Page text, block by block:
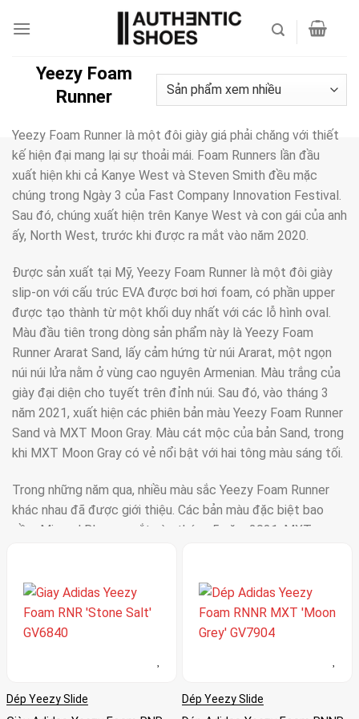
qua
Yeezy Foam
Runner
Yeezy Foam Runner là một đôi giày giá phải chăng với thiết
kế hiện đại mang lại sự thoải mái. Foam Runners lần đầu
xuất hiện khi cả Kanye West và Steven Smith đều mặc
chúng trong Ngày 3 của Fast Company Innovation Festival.
Sau đó, chúng xuất hiện trên Kanye West và con gái của anh
ấy, North West, trước khi được ra mắt vào năm 2020.
Được sản xuất tại Mỹ, Yeezy Foam Runner là một đôi giày
slip-on với cấu trúc EVA được bơi hơi foam, có phần upper
được tạo thành từ một khối duy nhất với các lỗ hình oval.
Màu đầu tiên trong dòng sản phẩm này là Yeezy Foam
Runner Ararat Sand, lấy cảm hứng từ núi Ararat, một ngọn
núi núi lửa nằm ở vùng cao nguyên Armenian. Màu trắng của
giày đại diện cho tuyết trên đỉnh núi. Sau đó, vào tháng 3
năm 2021, xuất hiện các phiên bản màu Yeezy Foam Runner
Sand và MXT Moon Gray. Màu cát mộc của bản Sand, trong
khi MXT Moon Gray có vẻ nổi bật với hai tông màu sáng tối.
Trong những năm qua, nhiều màu sắc Yeezy Foam Runner
khác nhau đã được giới thiệu. Các bản màu đặc biệt bao
gồm Mineral Blue, ra mắt vào tháng 5 năm 2021; MXT
Foam Runner là tính thân thiện với môi trường. Mặc dù
không phải là sinh hủy, nhưng foam có thể tái chế. Vật liệu
duy nhất khác được sử dụng trong việc chế tạo giày này là
phối hợp với Yeezy Foam Runner. Đối với trang phục thường
Dép Yeezy Slide Dép Yeezy Slide